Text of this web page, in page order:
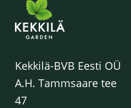
Kekkilä-BVB Eesti OÜ
A.H. Tammsaare tee
47